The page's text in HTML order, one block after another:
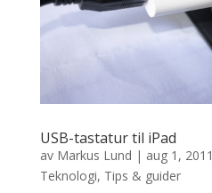
USB-tastatur til iPad
av Markus Lund | aug 1, 2011
Teknologi, Tips & guider